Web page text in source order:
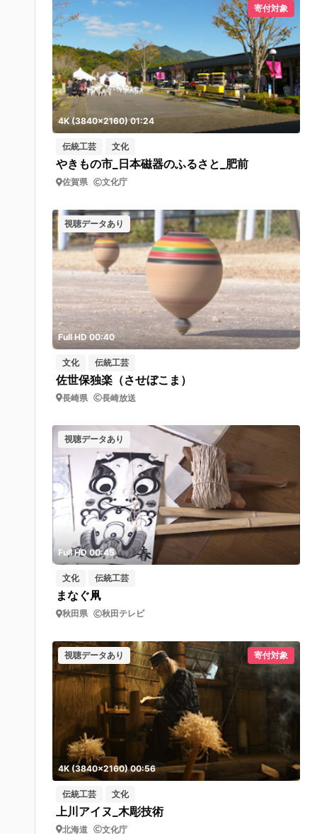
寄付対象
4K (3840x2160) 01:24
伝統工芸 文化
やきもの市_日本磁器のふるさと_肥前
佐賀県 文化庁
視聴データあり
Full HD 00:40
文化 伝統工芸
佐世保独楽（させぼこま）
長崎県 長崎放送
視聴データあり
Full HD 00:45
文化 伝統工芸
まなぐ凧
秋田県 秋田テレビ
視聴データあり 寄付対象
4K (3840x2160) 00:56
伝統工芸 文化
上川アイヌ_木彫技術
北海道 文化庁